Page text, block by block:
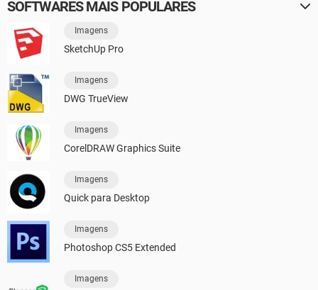
SOFTWARES MAIS POPULARES
Imagens
SketchUp Pro
Imagens
DWG TrueView
Imagens
CorelDRAW Graphics Suite
Imagens
Quick para Desktop
Imagens
Photoshop CS5 Extended
Imagens